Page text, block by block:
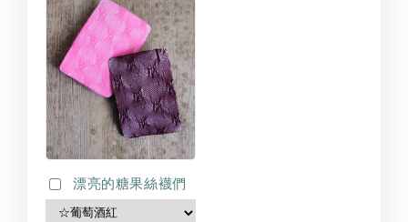
漂亮的糖果絲襪們